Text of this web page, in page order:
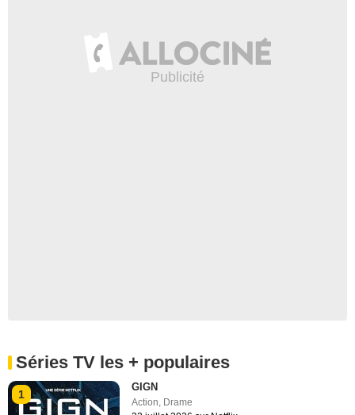
Séries TV les + populaires
1
GIGN
Action, Drame